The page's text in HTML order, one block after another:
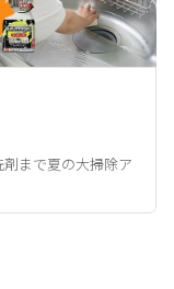
まで夏の大掃除ア